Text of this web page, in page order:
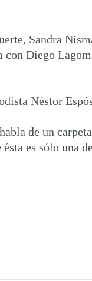
Sandra
con Diego
Néstor
de un
es sólo una